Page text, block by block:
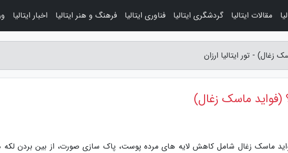
- تور ایتالیا ارزان
ماسک زغال)
فواید ماسک زغال شامل کاهش لایه های مرده پوست، پاک سازی صورت، از بین بردن لکه
مقالات ایتالیا گردشگری ایتالیا فناوری ایتالیا فرهنگ و هنر ایتالیا اخبار ایتالیا